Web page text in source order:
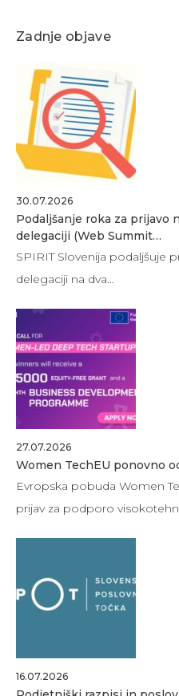
Zadnje objave
30.07.2026
Podaljšanje roka za prijavo
delegaciji (Web Summit…
SPIRIT Slovenija podaljšuje
delegaciji na dva…
27.07.2026
Women TechEU ponovno
Evropska pobuda Women
prijav za podporo
16.07.2026